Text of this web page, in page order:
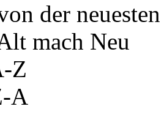
der neuesten
mach Neu
Z
A